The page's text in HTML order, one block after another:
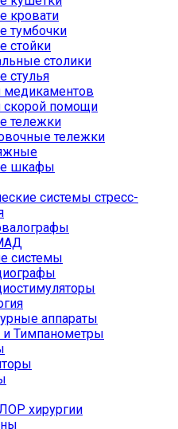
кровати
тумбочки
стойки
столики
стулья
медикаментов
скорой помощи
тележки
тележки
шкафы
системы стресс-
системы
аппараты
Тимпанометры
хирургии